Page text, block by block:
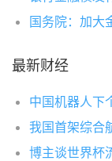
国务院：加大
最新财经
中国机器人下
我国首架综合
博主谈世界杯